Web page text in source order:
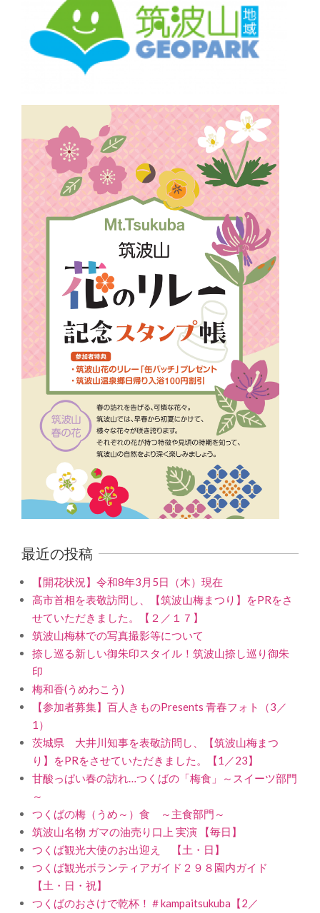
最近の投稿
【開花状況】令和8年3月5日（木）現在
高市首相を表敬訪問し、【筑波山梅まつり】をPRをさ
せていただきました。【２／１７】
筑波山梅林での写真撮影等について
捺し巡る新しい御朱印スタイル！筑波山捺し巡り御朱
印
梅和香(うめわこう)
【参加者募集】百人きものPresents 青春フォト（3／
1）
茨城県 大井川知事を表敬訪問し、【筑波山梅まつ
り】をPRをさせていただきました。【1／23】
甘酸っぱい春の訪れ…つくばの「梅食」～スイーツ部門
～
つくばの梅（うめ～）食 ～主食部門～
筑波山名物 ガマの油売り口上 実演 【毎日】
つくば観光大使のお出迎え 【土・日】
つくば観光ボランティアガイド２９８園内ガイド
【土・日・祝】
つくばのおさけで乾杯！＃kampaitsukuba【2／